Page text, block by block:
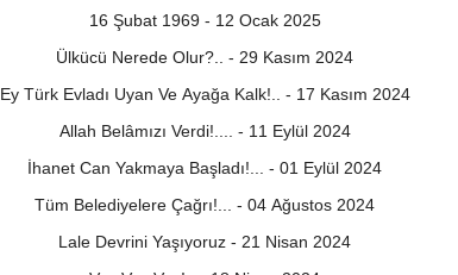
16 Şubat 1969 - 12 Ocak 2025
Ülkücü Nerede Olur?.. - 29 Kasım 2024
Ey Türk Evladı Uyan Ve Ayağa Kalk!.. - 17 Kasım 2024
Allah Belâmızı Verdi!.... - 11 Eylül 2024
İhanet Can Yakmaya Başladı!... - 01 Eylül 2024
Tüm Belediyelere Çağrı!... - 04 Ağustos 2024
Lale Devrini Yaşıyoruz - 21 Nisan 2024